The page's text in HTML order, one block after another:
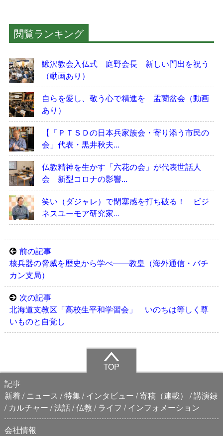
閲覧ランキング
鰍沢教会入仏式 庭野会長 新しい門出を祝う
（動画あり）
自らを愛し、敬う心で精進を 盂蘭盆会（動画
あり）
【「ＰＴＳＤの日本兵家族会・寄り添う市民の
会」代表・黒井秋夫...
仏教精神を生かす「六花の会」が代表世話人
会 新型コロナの影響...
笑い（ダジャレ）で閉塞感を打ち破る！ ビジ
ネスユーモア研究家...
前の記事
核兵器の脅威を歴史から学べ――教皇（海外通信・バチ
カン支局）
次の記事
北海道支教区「高校生平和学習会」 いのちは等しく尊
いものと自覚し
TOP
記事
新着
ニュース 特集 インタビュー 寄稿（連載）
講演録
カルチャー 法話 仏教 ライフ
インフォメーション
会社情報